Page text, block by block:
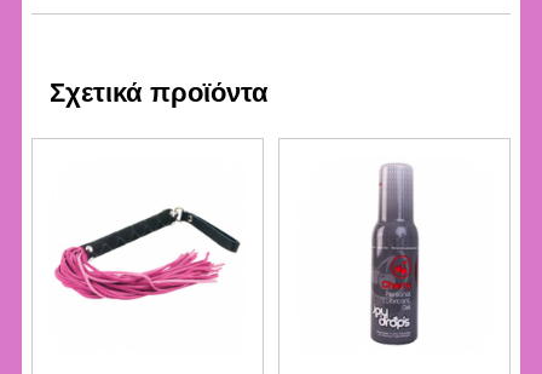
Σχετικά προϊόντα